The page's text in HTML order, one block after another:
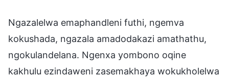
Ngazalelwa emaphandleni futhi, ngemva
kokushada, ngazala amadodakazi amathathu,
ngokulandelana. Ngenxa yombono oqine
kakhulu ezindaweni zasemakhaya wokukholelwa